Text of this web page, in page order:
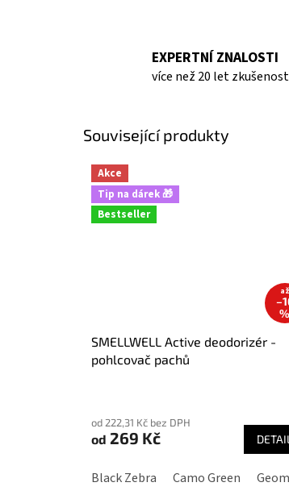
EXPERTNÍ ZNALOSTI
více než 20 let
Související produkty
Akce
Tip na dárek 🎁
Bestseller
až
%
SMELLWELL Active deodorizér -
pohlcovač pachů
produktu
je
z
od 222,31 Kč bez DPH
od 269 Kč DETAIL
Black Zebra Camo Green